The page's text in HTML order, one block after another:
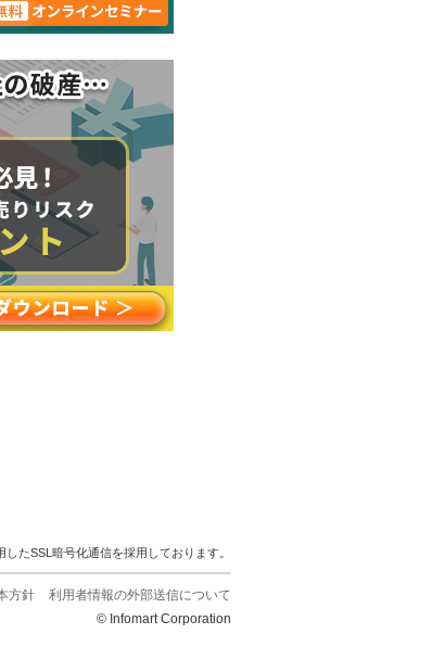
たSSL暗号化通信を採用しております。
方針
利用者情報の外部送信について
© Infomart Corporation